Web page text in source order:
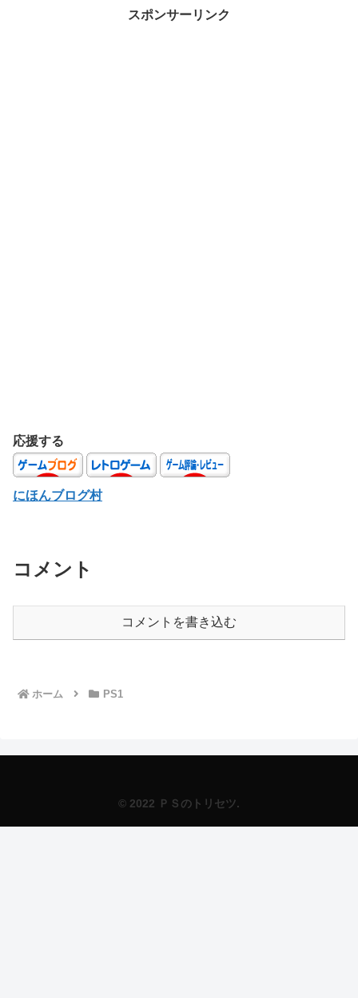
スポンサーリンク
応援する
にほんブログ村
コメント
コメントを書き込む
ホーム PS1
© 2022 ＰＳのトリセツ.